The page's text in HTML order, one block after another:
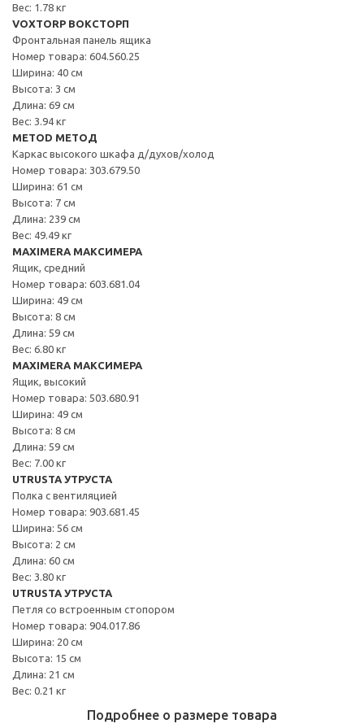
Вес: 1.78 кг
VOXTORP ВОКСТОРП
Фронтальная панель ящика
Номер товара: 604.560.25
Ширина: 40 см
Высота: 3 см
Длина: 69 см
Вес: 3.94 кг
METOD МЕТОД
Каркас высокого шкафа д/духов/холод
Номер товара: 303.679.50
Ширина: 61 см
Высота: 7 см
Длина: 239 см
Вес: 49.49 кг
MAXIMERA МАКСИМЕРА
Ящик, средний
Номер товара: 603.681.04
Ширина: 49 см
Высота: 8 см
Длина: 59 см
Вес: 6.80 кг
MAXIMERA МАКСИМЕРА
Ящик, высокий
Номер товара: 503.680.91
Ширина: 49 см
Высота: 8 см
Длина: 59 см
Вес: 7.00 кг
UTRUSTA УТРУСТА
Полка с вентиляцией
Номер товара: 903.681.45
Ширина: 56 см
Высота: 2 см
Длина: 60 см
Вес: 3.80 кг
UTRUSTA УТРУСТА
Петля со встроенным стопором
Номер товара: 904.017.86
Ширина: 20 см
Высота: 15 см
Длина: 21 см
Вес: 0.21 кг
Подробнее о размере товара